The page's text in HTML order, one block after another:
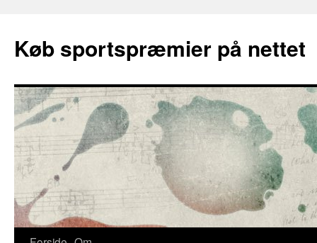
content
Køb sportspræmier på nettet